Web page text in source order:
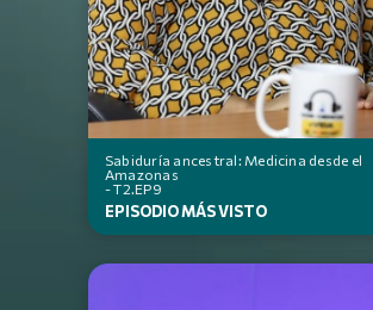
Sabiduría ancestral: Medicina desde el
Amazonas
- T2.EP9
EPISODIO MÁS VISTO